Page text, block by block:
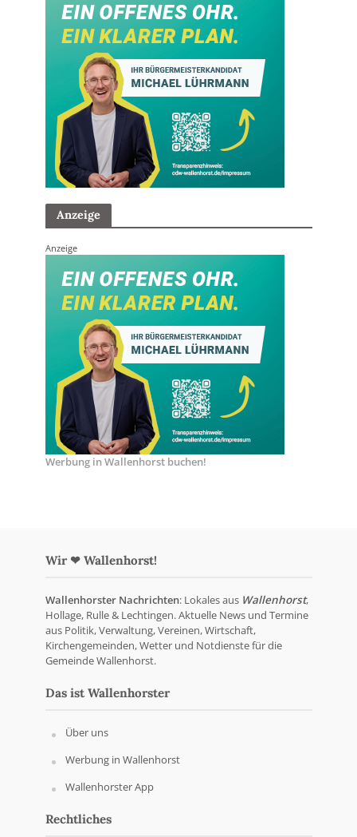
Anzeige
Anzeige
Werbung in Wallenhorst buchen!
Wir ❤ Wallenhorst!
Wallenhorster Nachrichten: Lokales aus Wallenhorst,
Hollage, Rulle & Lechtingen. Aktuelle News und Termine
aus Politik, Verwaltung, Vereinen, Wirtschaft,
Kirchengemeinden, Wetter und Notdienste für die
Gemeinde Wallenhorst.
Das ist Wallenhorster
Über uns
Werbung in Wallenhorst
Wallenhorster App
Rechtliches